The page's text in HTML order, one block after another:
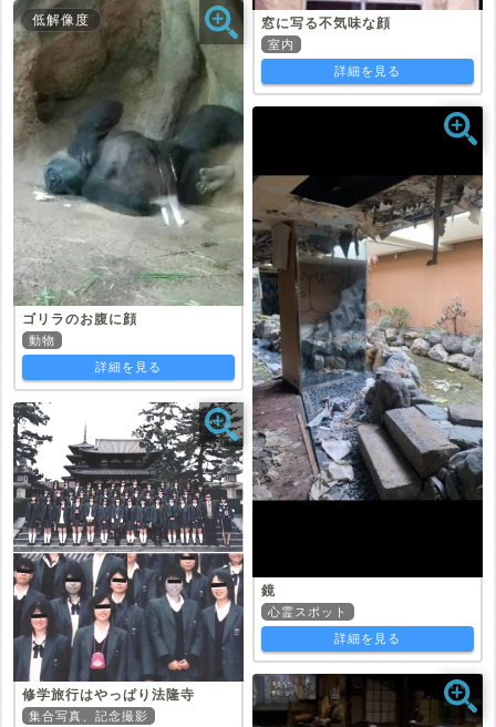
低解像度
ゴリラのお腹に顔
動物
詳細を見る
修学旅行はやっぱり法隆寺
集合写真、記念撮影
窓に写る不気味な顔
室内
詳細を見る
鏡
心霊スポット
詳細を見る